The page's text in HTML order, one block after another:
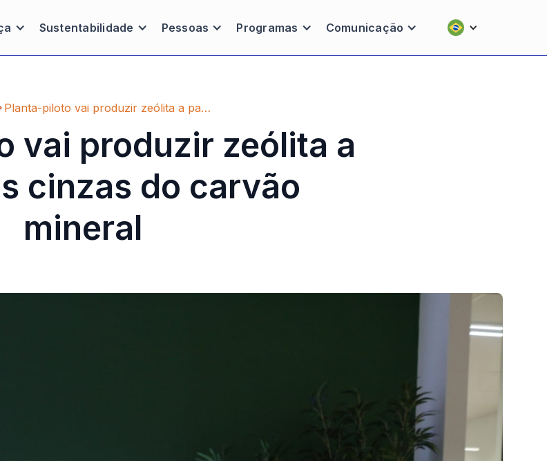
Sustentabilidade Pessoas Programas Comunicação
Planta-piloto vai produzir zeólita a partir das cinzas do carvão mineral
vai produzir zeólita a
cinzas do carvão
mineral